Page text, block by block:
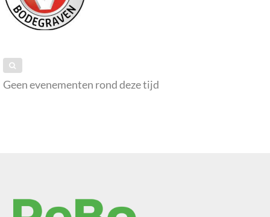
Geen evenementen rond deze tijd